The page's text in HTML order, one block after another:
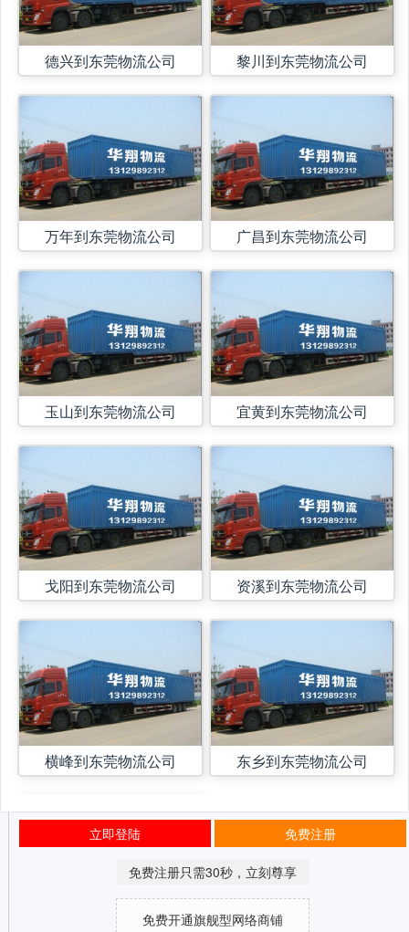
德兴到东莞物流公司
万年到东莞物流公司
玉山到东莞物流公司
戈阳到东莞物流公司
横峰到东莞物流公司
黎川到东莞物流公司
广昌到东莞物流公司
宜黄到东莞物流公司
资溪到东莞物流公司
东乡到东莞物流公司
立即登陆 免费注册
免费注册只需30秒，立刻尊享
免费开通旗舰型网络商铺